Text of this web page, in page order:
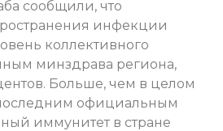
сообщили, что
инфекции
коллективного
минздрава региона,
Больше, чем в целом
официальным
иммунитет в стране